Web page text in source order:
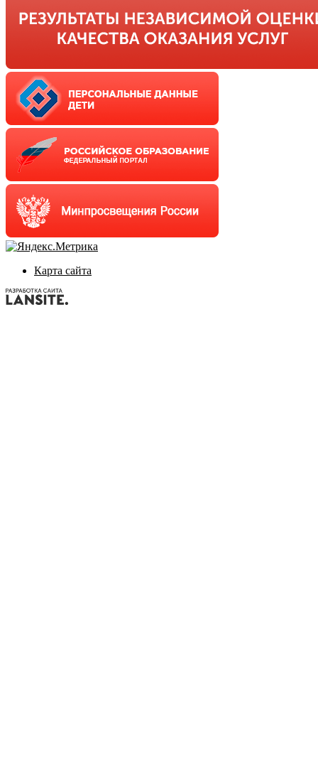
Карта сайта